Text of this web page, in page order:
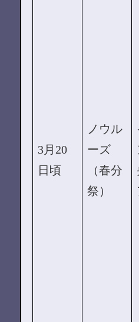
3月20
日頃
ノウル
ーズ
（春分
祭）